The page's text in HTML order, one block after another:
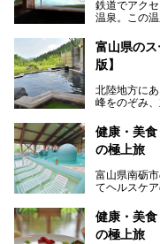
鉄道でアク
温泉。この
の「黒部・
自慢の眺望
ます。日常
方にぴった
───
提供元：オ
この記事は
富山県の
版】
北陸地方に
峰をのぞみ
の（新鮮な
北陸新幹線
のいい天然
満載ですよ。
健康・美食
の極上旅
富山県南砺
てヘルスケ
るので、ゆ
そんな「桜
健康・美食
の極上旅